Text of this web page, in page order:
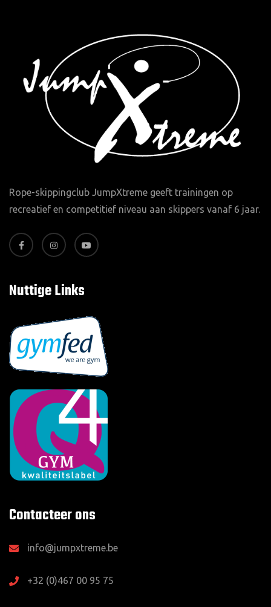
Rope-skippingclub JumpXtreme geeft trainingen op
recreatief en competitief niveau aan skippers vanaf 6 jaar.
Nuttige Links
Contacteer ons
info@jumpxtreme.be
+32 (0)467 00 95 75